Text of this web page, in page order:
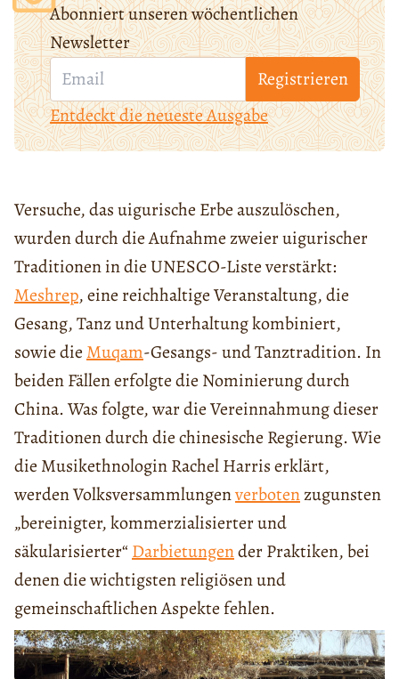
Abonniert unseren wöchentlichen
Newsletter
Registrieren
Entdeckt die neueste Ausgabe
Versuche, das uigurische Erbe auszulöschen,
wurden durch die Aufnahme zweier uigurischer
Traditionen in die UNESCO-Liste verstärkt:
Meshrep, eine reichhaltige Veranstaltung, die
Gesang, Tanz und Unterhaltung kombiniert,
sowie die Muqam-Gesangs- und Tanztradition. In
beiden Fällen erfolgte die Nominierung durch
China. Was folgte, war die Vereinnahmung dieser
Traditionen durch die chinesische Regierung. Wie
die Musikethnologin Rachel Harris erklärt,
werden Volksversammlungenverbotenzugunsten
„bereinigter, kommerzialisierter und
säkularisierter“ Darbietungender Praktiken, bei
denen die wichtigsten religiösen und
gemeinschaftlichen Aspekte fehlen.